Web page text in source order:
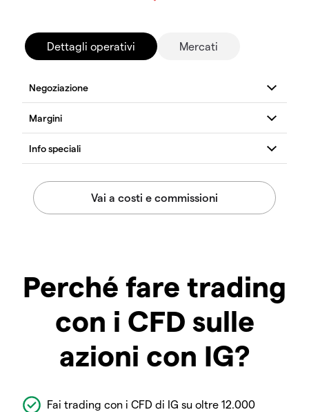
Dettagli operativi Mercati
Perché fare trading
con i CFD sulle
azioni con IG?
Fai trading con i CFD di IG su oltre 12.000